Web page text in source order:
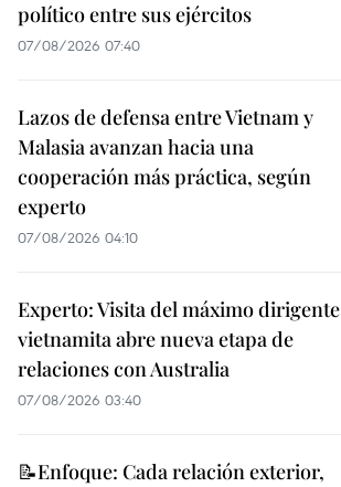
político entre sus ejércitos
07/08/2026 07:40
Lazos de defensa entre Vietnam y
Malasia avanzan hacia una
cooperación más práctica, según
experto
07/08/2026 04:10
Experto: Visita del máximo dirigente
vietnamita abre nueva etapa de
relaciones con Australia
07/08/2026 03:40
📝Enfoque: Cada relación exterior,